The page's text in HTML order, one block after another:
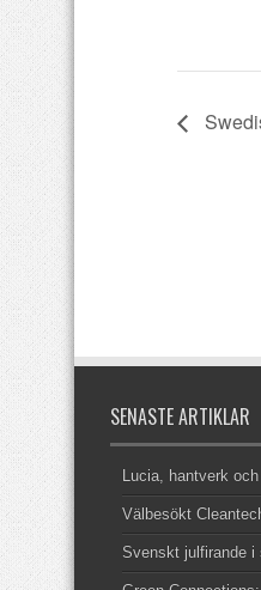
SENASTE ARTIKLAR
Lucia, hantverk
Välbesökt
Svenskt julfirande i